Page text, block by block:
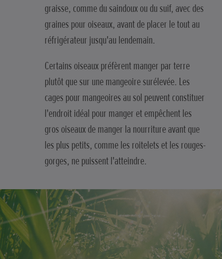
graisse, comme du saindoux ou du suif, avec des
graines pour oiseaux, avant de placer le tout au
réfrigérateur jusqu'au lendemain.
Certains oiseaux préfèrent manger par terre
plutôt que sur une mangeoire surélevée. Les
cages pour mangeoires au sol peuvent constituer
l'endroit idéal pour manger et empêchent les
gros oiseaux de manger la nourriture avant que
les plus petits, comme les roitelets et les rouges-
gorges, ne puissent l'atteindre.